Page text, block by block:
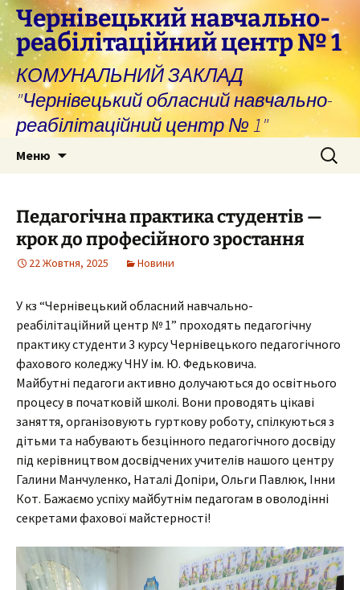
Перейти
до
вмісту
Чернівецький навчально-
реабілітаційний центр № 1
КОМУНАЛЬНИЙ ЗАКЛАД
"Чернівецький обласний навчально-
реабілітаційний центр № 1"
Меню Пошук:
Педагогічна практика студентів —
крок до професійного зростання
22 Жовтня, 2025 Новини
У кз “Чернівецький обласний навчально-
реабілітаційний центр № 1” проходять педагогічну
практику студенти 3 курсу Чернівецького педагогічного
фахового коледжу ЧНУ ім. Ю. Федьковича.
Майбутні педагоги активно долучаються до освітнього
процесу в початковій школі. Вони проводять цікаві
заняття, організовують гурткову роботу, спілкуються з
дітьми та набувають безцінного педагогічного досвіду
під керівництвом досвідчених учителів нашого центру
Галини Манчуленко, Наталі Допіри, Ольги Павлюк, Інни
Кот. Бажаємо успіху майбутнім педагогам в оволодінні
секретами фахової майстерності!